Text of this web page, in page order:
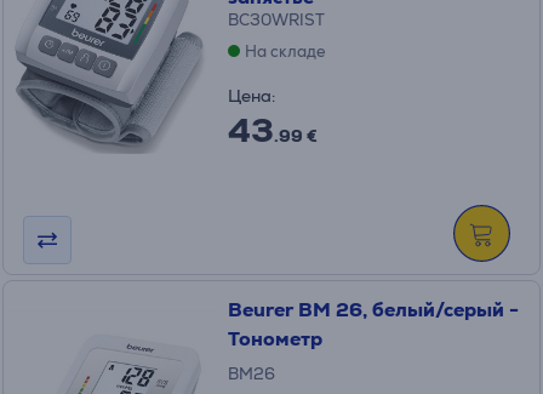
BC30WRIST
На складе
Цена:
43.99 €
Beurer BM 26, белый/серый -
Тонометр
BM26